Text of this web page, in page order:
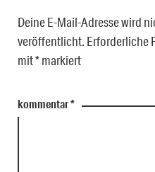
Deine E-Mail-Adresse wird
veröffentlicht. Erforderliche
mit*markiert
kommentar*